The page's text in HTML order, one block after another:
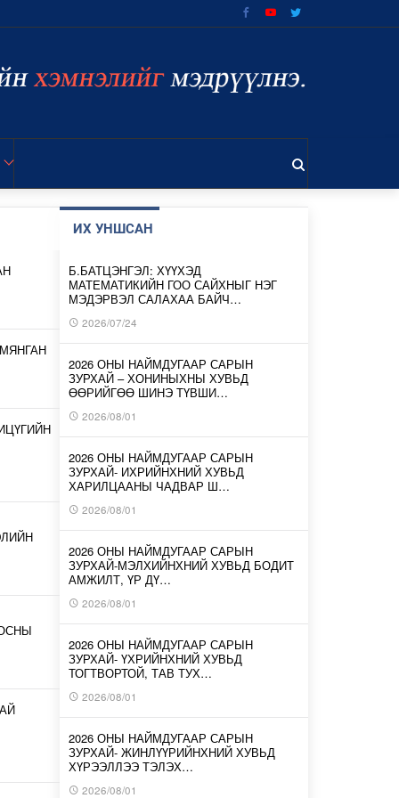
ИХ УНШСАН
Б.БАТЦЭНГЭЛ: ХҮҮХЭД
МАТЕМАТИКИЙН ГОО САЙХНЫГ НЭГ
МЭДЭРВЭЛ САЛАХАА БАЙЧ…
2026/07/24
2026 ОНЫ НАЙМДУГААР САРЫН
ЗУРХАЙ – ХОНИНЫХНЫ ХУВЬД
ӨӨРИЙГӨӨ ШИНЭ ТҮВШИ…
2026/08/01
2026 ОНЫ НАЙМДУГААР САРЫН
ЗУРХАЙ- ИХРИЙНХНИЙ ХУВЬД
ХАРИЛЦААНЫ ЧАДВАР Ш…
2026/08/01
2026 ОНЫ НАЙМДУГААР САРЫН
ЗУРХАЙ-МЭЛХИЙНХНИЙ ХУВЬД БОДИТ
АМЖИЛТ, ҮР ДҮ…
2026/08/01
2026 ОНЫ НАЙМДУГААР САРЫН
ЗУРХАЙ- ҮХРИЙНХНИЙ ХУВЬД
ТОГТВОРТОЙ, ТАВ ТУХ…
2026/08/01
2026 ОНЫ НАЙМДУГААР САРЫН
ЗУРХАЙ- ЖИНЛҮҮРИЙНХНИЙ ХУВЬД
ХҮРЭЭЛЛЭЭ ТЭЛЭХ…
2026/08/01